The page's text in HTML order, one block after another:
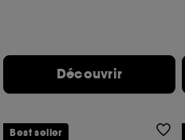
Découvrir
Best seller